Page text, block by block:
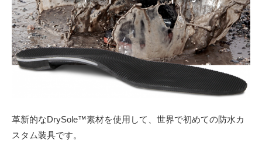
革新的なDrySole™素材を使用して、世界で初めての防水カ
スタム装具です。